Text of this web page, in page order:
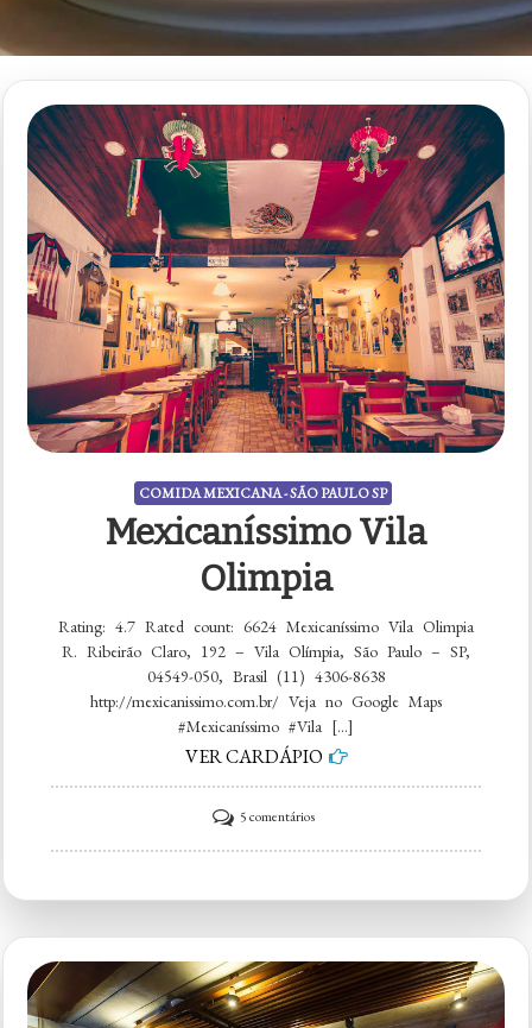
COMIDA MEXICANA - SÃO PAULO SP
Mexicaníssimo Vila
Olimpia
Rating: 4.7 Rated count: 6624 Mexicaníssimo Vila Olimpia
R. Ribeirão Claro, 192 – Vila Olímpia, São Paulo – SP,
04549-050, Brasil (11) 4306-8638
http://mexicanissimo.com.br/ Veja no Google Maps
#Mexicaníssimo #Vila […]
VER CARDÁPIO
5 comentáriosem
Mexicaníssimo